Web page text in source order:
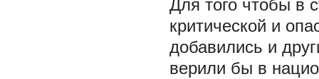
Для того чтобы в
критической и
добавились и
верили бы в